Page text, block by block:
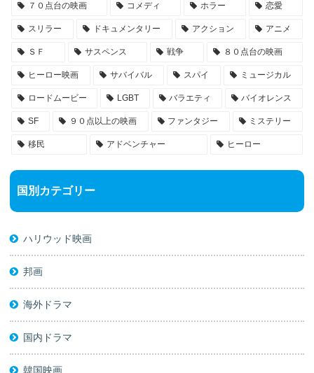
７０点台の映画 コメディ ホラー 恋愛
スリラー ドキュメンタリー アクション アニメ
ＳＦ サスペンス 戦争 ８０点台の映画
ヒーロー映画 サバイバル スパイ ミュージカル
ロードムービー LGBT バラエティ バイオレンス
SF ９０点以上の映画 ファンタジー ミステリー
移民 アドベンチャー ヒーロー
国別カテゴリー
ハリウッド映画
邦画
海外ドラマ
国内ドラマ
韓国映画